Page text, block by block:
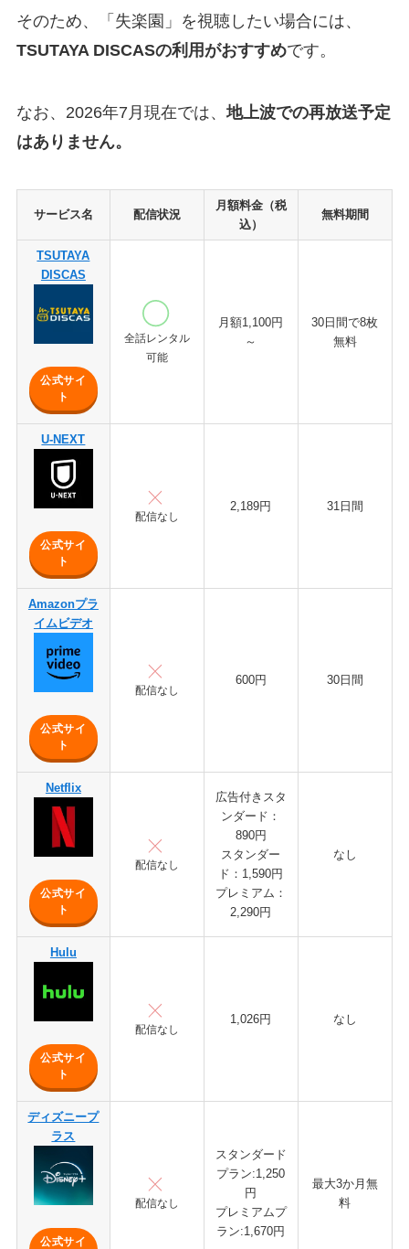
そのため、「失楽園」を視聴したい場合には、
TSUTAYA DISCASの利用がおすすめです。
なお、2026年7月現在では、地上波での再放送予定
はありません。
サービス名 配信状況
月額料金（税
込）
無料期間
TSUTAYA
DISCAS
公式サイ
ト
全話レンタル
可能
月額1,100円
～
30日間で8枚
無料
U-NEXT
公式サイ
ト
配信なし
2,189円 31日間
Amazonプラ
イムビデオ
公式サイ
ト
配信なし
600円 30日間
Netflix
公式サイ
ト
配信なし
広告付きスタ
ンダード：
890円
スタンダー
ド：1,590円
プレミアム：
2,290円
なし
Hulu
公式サイ
ト
配信なし
1,026円 なし
ディズニープ
ラス
公式サイ
配信なし
スタンダード
プラン:1,250
円
プレミアムプ
ラン:1,670円
最大3か月無
料